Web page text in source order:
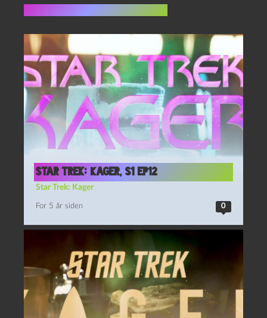
Star Trek: Kager, S1 Ep12
Star Trek: Kager
For 5 år siden 0